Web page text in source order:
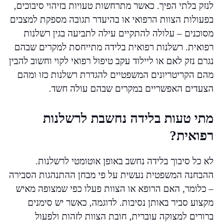
לנזק בלתי הפיך. כאשר מתרחשות טעויות בזיהוי סיבוכים,
בפעולות הצוות הרפואי או בהיעדר תגובה מספקת למצבים
מסוכנים – עלולה להתקיים עילה לתביעה בגין רשלנות
רפואית. רשלנות רפואית בלידה מתייחסת למקרים שבהם
נגרם נזק לאם או ליילוד עקב טיפול רפואי לקוי וחשוב להבין
מהם הקריטריונים המשפטיים להגדרת רשלנות כזו ומהם
הצעדים האפשריים במקרים שבהם עולה חשד.
מתי טעות בלידה נחשבת לרשלנות
רפואית?
לא כל סיבוך בלידה נחשב באופן אוטומטי לרשלנות.
ההבחנה המשפטית נעשית על פי מבחן ההתנהגות הסבירה
– כלומר, האם הרופא או הצוות פעלו כפי שמצופה מאיש
מקצוע סביר באותן נסיבות. לדוגמה, כאשר יש סימנים
ברורים למצוקה עוברית, חובת הצוות לזהות ולפעול